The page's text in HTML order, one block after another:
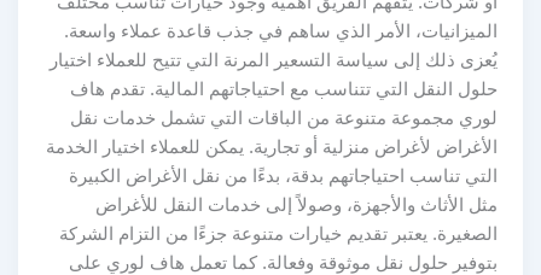
الميزانيات، الأمر الذي ساهم في جذب قاعدة عملاء واسعة.
يُعزى ذلك إلى سياسة التسعير المرنة التي تتيح للعملاء اختيار
حلول النقل التي تتناسب مع احتياجاتهم المالية. تقدم هاف
لوري مجموعة متنوعة من الباقات التي تشمل خدمات نقل
الأغراض لأغراض منزلية أو تجارية. يمكن للعملاء اختيار الخدمة
التي تناسب احتياجاتهم بدقة، بدءًا من نقل الأغراض الكبيرة
مثل الأثاث والأجهزة، وصولاً إلى خدمات النقل للأغراض
الصغيرة. يعتبر تقديم خيارات متنوعة جزءًا من التزام الشركة
بتوفير حلول نقل موثوقة وفعالة. كما تعمل هاف لوري على